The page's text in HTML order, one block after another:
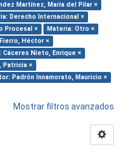
Martínez, María del Pilar ×
Derecho Internacional ×
Procesal ×
Materia: Otro ×
Héctor ×
Cáceres Nieto, Enrique ×
Patricia ×
Padrón Innamorato, Mauricio ×
Mostrar filtros avanzados